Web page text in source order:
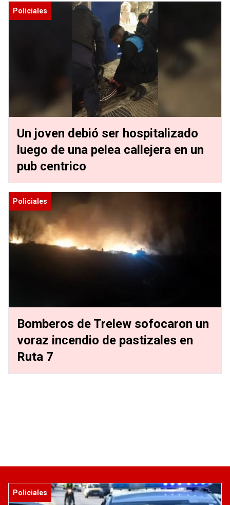
Policiales
Un joven debió ser hospitalizado
luego de una pelea callejera en un
pub centrico
Policiales
Bomberos de Trelew sofocaron un
voraz incendio de pastizales en
Ruta 7
Policiales